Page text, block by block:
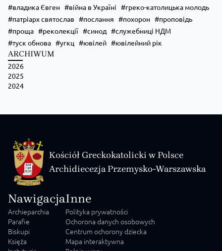
владика Євген
війна в Україні
греко-католицька молодь
патріарх святослав
послання похорон
проповідь
проща
реколекції синод
служебниці НДМ
туск обнова
угкц ювілей ювілейний рік
ARCHIWUM
2026
2025
2024
Kościół Greckokatolicki w Polsce
Archidiecezja Przemysko-Warszawska
Nawigacja
Archieparchia
Parafie
Biskupi
Księża
Inne
Polityka prywatności
Ochorona danych osobowych
Centrum ochorony dziecka
Mapa interaktywna